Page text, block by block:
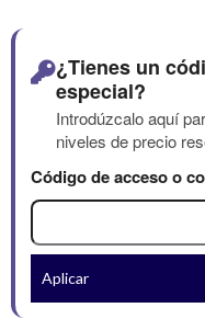
¿Tienes un
especial?
Introdúzcalo aquí
niveles de precio
Código de acceso o
Aplicar